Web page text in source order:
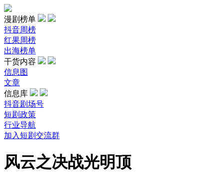
漫剧榜单
抖音周榜
红果周榜
出海榜单
干货内容
信息图
文章
信息库
抖音剧场号
短剧政策
行业导航
加入短剧交流群
风云之决战光明顶